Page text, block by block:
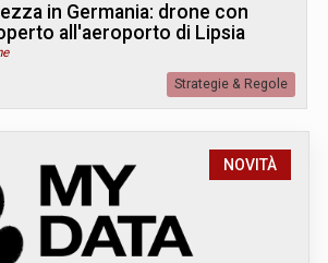
in Germania: drone con
all'aeroporto di Lipsia
Strategie & Regole
NOVITÀ